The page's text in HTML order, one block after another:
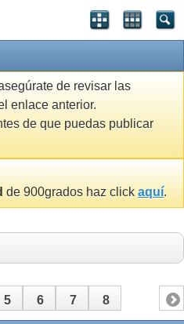
de revisar las
enlace anterior.
de que puedas publicar
de 900grados haz click aquí.
5 6 7 8